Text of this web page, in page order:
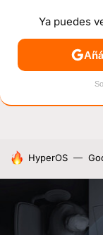
NOTICIAS
HOY SE HABLA
HyperOS
Ya puedes